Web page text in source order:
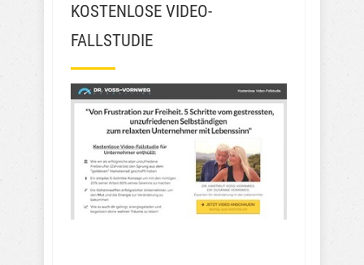
KOSTENLOSE VIDEO-
FALLSTUDIE